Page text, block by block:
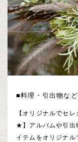
■料理・引出物な
【オリジナルでセ
★】アルバムや引出
イテムをオリジナ